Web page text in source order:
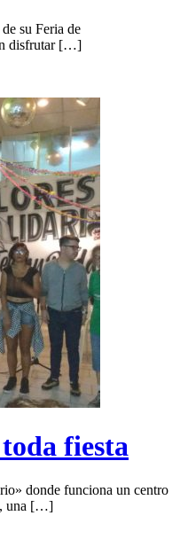
su Feria de
disfrutar […]
fiesta
donde funciona un centro
una […]